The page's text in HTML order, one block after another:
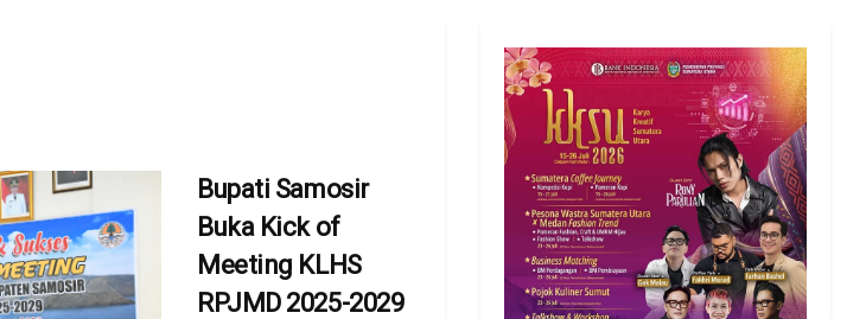
Bupati Samosir
Buka Kick of
Meeting KLHS
RPJMD 2025-2029